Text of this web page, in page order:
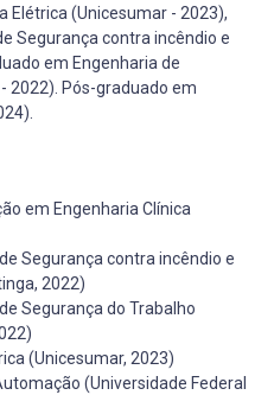
Elétrica (Unicesumar - 2023),
Segurança contra incêndio e
em Engenharia de
2022). Pós-graduado em
em Engenharia Clínica
Segurança contra incêndio e
2022)
Segurança do Trabalho
(Unicesumar, 2023)
(Universidade Federal